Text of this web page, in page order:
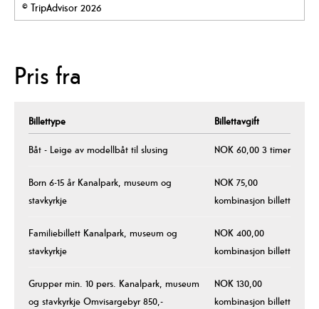
© TripAdvisor 2026
Pris fra
Billettype Billettavgift
Båt - Leige av modellbåt til slusing NOK 60,00 3 timer
Born 6-15 år Kanalpark, museum og
stavkyrkje
NOK 75,00
kombinasjon billett
Familiebillett Kanalpark, museum og
stavkyrkje
NOK 400,00
kombinasjon billett
Grupper min. 10 pers. Kanalpark, museum
og stavkyrkje Omvisargebyr 850,-
NOK 130,00
kombinasjon billett